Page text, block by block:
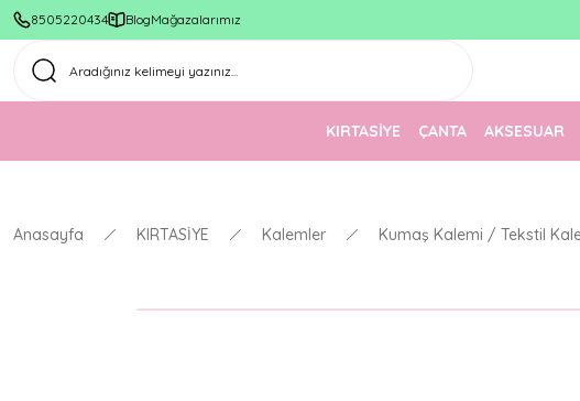
8505220434 BlogMağazalarımız
KIRTASİYE ÇANTA AKSESUAR
Anasayfa KIRTASİYE Kalemler Kumaş Kalemi / Tekstil